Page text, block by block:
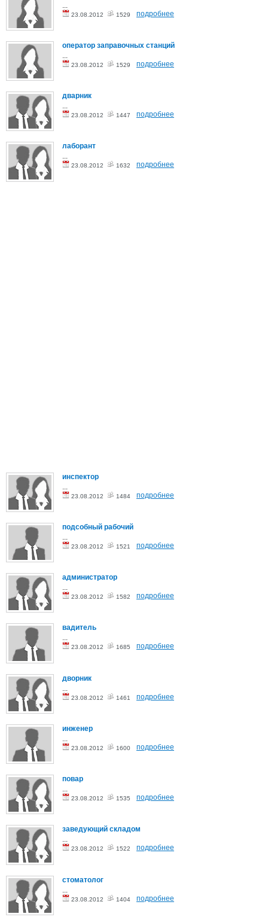
23.08.2012 1529 подробнее
оператор заправочных станций
23.08.2012 1529 подробнее
дварник
...
23.08.2012 1447 подробнее
лаборант
...
23.08.2012 1632 подробнее
инспектор
23.08.2012 1484 подробнее
подсобный рабочий
23.08.2012 1521 подробнее
администратор
...
23.08.2012 1582 подробнее
вадитель
...
23.08.2012 1685 подробнее
дворник
23.08.2012 1461 подробнее
инженер
23.08.2012 1600 подробнее
повар
...
23.08.2012 1535 подробнее
заведующий складом
...
23.08.2012 1522 подробнее
стоматолог
23.08.2012 1404 подробнее